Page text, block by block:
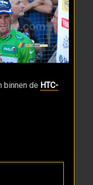
binnen de HTC-